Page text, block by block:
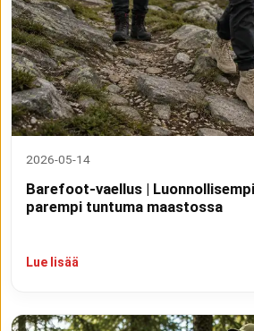
2026-05-14
Barefoot-vaellus |
parempi tuntuma maastossa
Lue lisää